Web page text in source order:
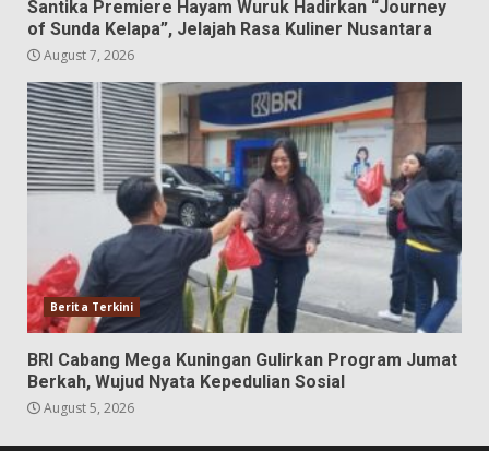
Santika Premiere Hayam Wuruk Hadirkan “Journey
of Sunda Kelapa”, Jelajah Rasa Kuliner Nusantara
August 7, 2026
Berita Terkini
BRI Cabang Mega Kuningan Gulirkan Program Jumat
Berkah, Wujud Nyata Kepedulian Sosial
August 5, 2026